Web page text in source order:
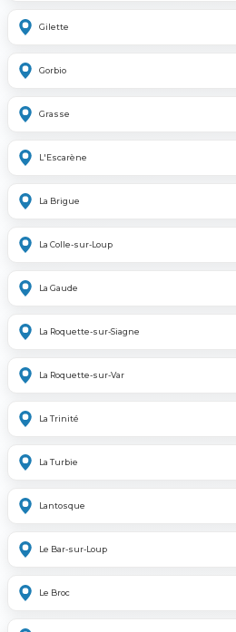
Gilette
Gorbio
Grasse
L'Escarène
La Brigue
La Colle-sur-Loup
La Gaude
La Roquette-sur-Siagne
La Roquette-sur-Var
La Trinité
La Turbie
Lantosque
Le Bar-sur-Loup
Le Broc